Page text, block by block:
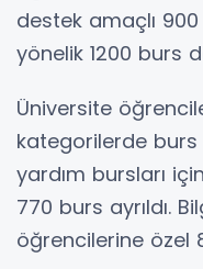
destek amaçlı
yönelik 1200 burs
Üniversite
kategorilerde burs
yardım bursları
770 burs ayrıldı.
öğrencilerine özel